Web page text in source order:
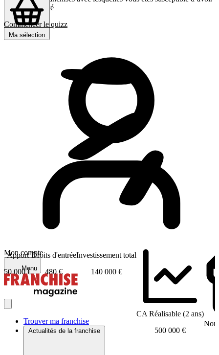
Ma sélection
Mon compte
Menu
Trouver ma franchise
Actualités de la franchise
le plus d’affinité
Commencer le quizz
Apport
50 000 €
Droits d'entrée
480 €
Investissement total
140 000 €
CA Réalisable (2 ans)
500 000 €